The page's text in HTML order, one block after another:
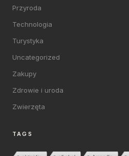
Przyroda
Technologia
Turystyka
Uncategorized
Zakupy
Zdrowie i uroda
Zwierzęta
TAGS